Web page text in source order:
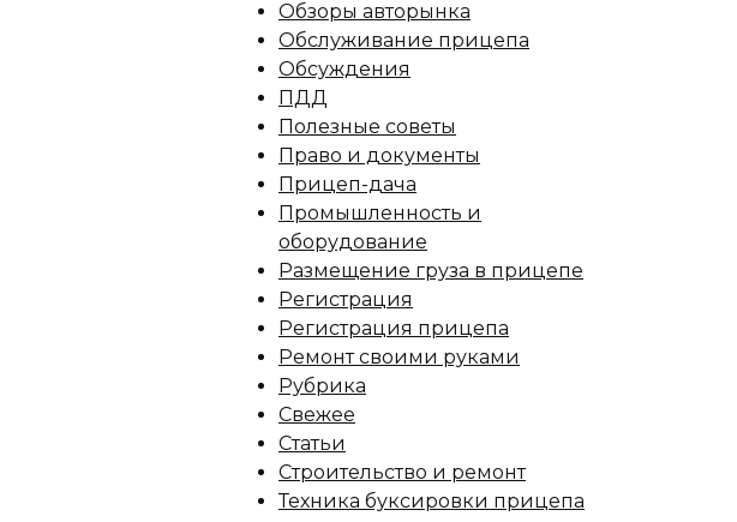
Обзоры авторынка
Обслуживание прицепа
Обсуждения
ПДД
Полезные советы
Право и документы
Прицеп-дача
Промышленность и
оборудование
Размещение груза в прицепе
Регистрация
Регистрация прицепа
Ремонт своими руками
Рубрика
Свежее
Статьи
Строительство и ремонт
Техника буксировки прицепа